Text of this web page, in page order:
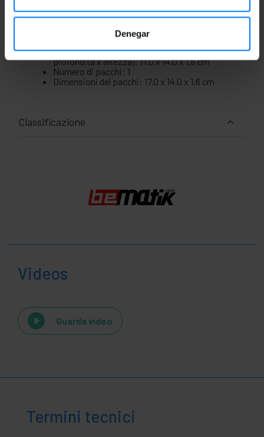
Denegar
Misure e pesi
Dimensioni del prodotto (larghezza x
profondità x altezza): 17.0 x 14.0 x 1.6 cm
Numero di pacchi: 1
Dimensioni del pacchi: 17.0 x 14.0 x 1.6 cm
Classificazione
Videos
Guarda video
Termini tecnici